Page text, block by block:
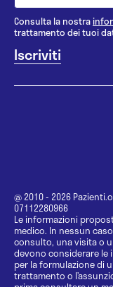
Consulta la nostra
trattamento dei tuoi
@ 2010 - 2026
07112280966
Le informazioni
medico. In nessun
consulto, una visita o
devono considerare
per la formulazione di
trattamento o